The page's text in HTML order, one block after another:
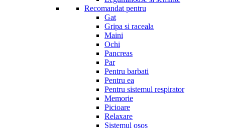
Recomandat pentru
Gat
Gripa si raceala
Maini
Ochi
Pancreas
Par
Pentru barbati
Pentru ea
Pentru sistemul respirator
Memorie
Picioare
Relaxare
Sistemul osos